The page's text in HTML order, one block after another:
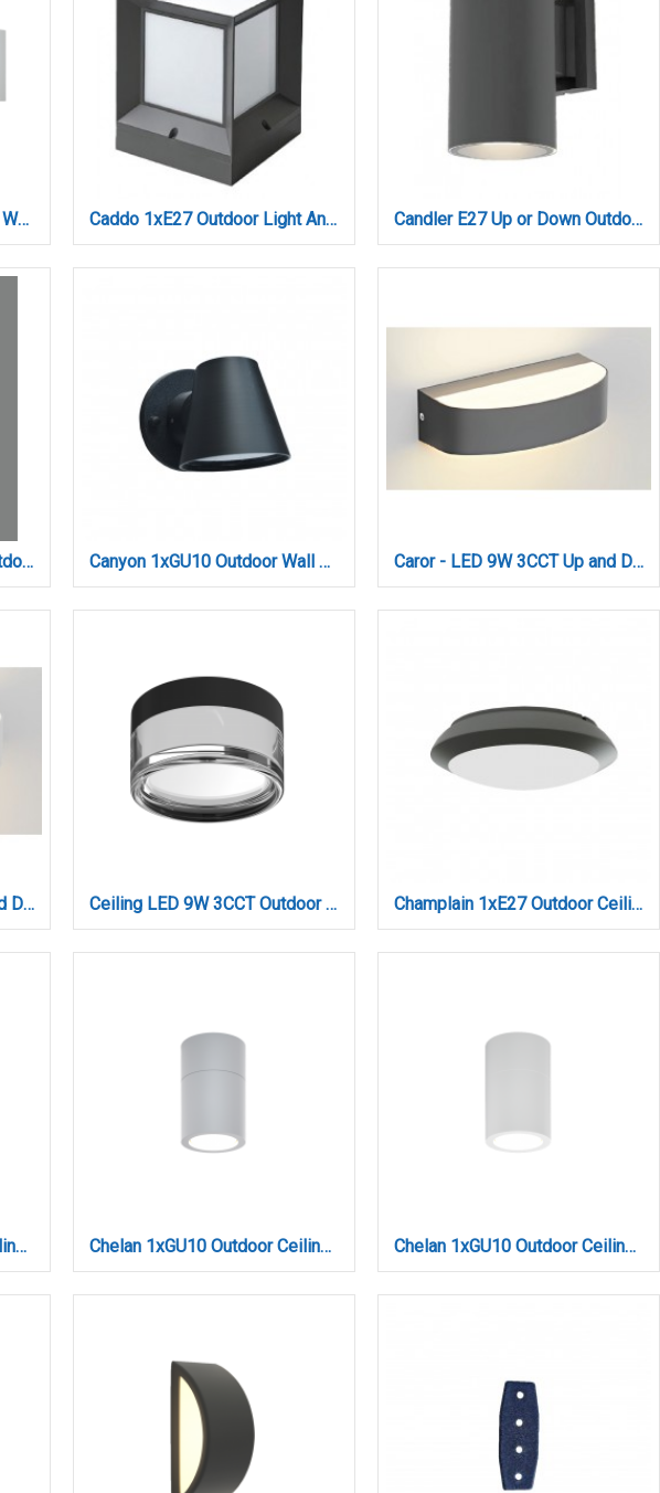
Blue LED 4W 3CCT Outdoor Wall Lamp White D:22cmx8cm (80202320) Caddo 1xE27 Outdoor Light Anthracite (80400414) Candler E27 Up or Down Outdoor Light in Anthracite Color (80203744)
Candler E27 Up or Down Outdoor Light in White Color (80203724) Canyon 1xGU10 Outdoor Wall Lamp Black D:100x105x135mm (80206214) Caror - LED 9W 3CCT Up and Down Outdoor Light in Anthracite Color (80204040)
Caror - LED 9W 3CCT Up and Down Outdoor Light in White Color (80204020) Ceiling LED 9W 3CCT Outdoor Ceiling Light black D:14cmx7,8cm (80301050) Champlain 1xE27 Outdoor Ceiling Light Anthracite D:90x285x285mm (80300844)
Chelan 1xGU10 Outdoor Ceiling Down Light Anthracite D:10.3cmx6cm (80300144) Chelan 1xGU10 Outdoor Ceiling Down Light Grey D:10.3cmx6cm (80300134) Chelan 1xGU10 Outdoor Ceiling Down Light White D:10.3cmx6cm (80300124)